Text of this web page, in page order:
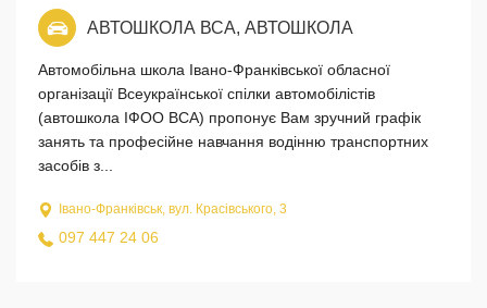
АВТОШКОЛА ВСА, АВТОШКОЛА
Автомобільна школа Івано-Франківської обласної
організації Всеукраїнської спілки автомобілістів
(автошкола ІФОО ВСА) пропонує Вам зручний графік
занять та професійне навчання водінню транспортних
засобів з...
Івано-Франківськ, вул. Красівського, 3
097 447 24 06